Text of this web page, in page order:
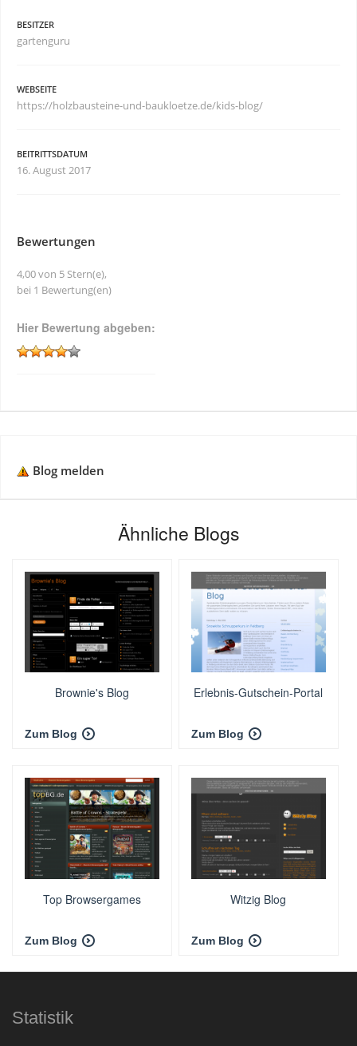
BESITZER
gartenguru
WEBSEITE
https://holzbausteine-und-baukloetze.de/kids-blog/
BEITRITTSDATUM
16. August 2017
Bewertungen
4,00 von 5 Stern(e),
bei 1 Bewertung(en)
Hier Bewertung abgeben:
Blog melden
Ähnliche Blogs
Brownie's Blog
Zum Blog
Erlebnis-Gutschein-Portal
Zum Blog
Top Browsergames
Zum Blog
Witzig Blog
Zum Blog
Statistik